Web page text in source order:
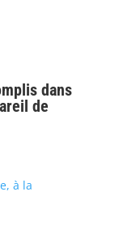
dans
de